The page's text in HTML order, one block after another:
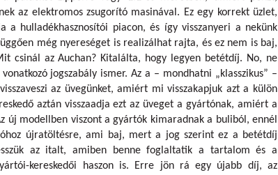
az elektromos zsugorító masinával. Ez egy korrekt üzlet,
hulladékhasznosítói piacon, és így visszanyeri a nekünk
még nyereséget is realizálhat rajta, és ez nem is baj,
csinál az Auchan? Kitalálta, hogy legyen betétdíj. No, ne
jogszabály ismer. Az a – mondhatni „klasszikus” –
az üvegünket, amiért mi visszakapjuk azt a külön
aztán visszaadja ezt az üveget a gyártónak, amiért a
új modellben viszont a gyártók kimaradnak a buliból, ennél
újratöltésre, ami baj, mert a jog szerint ez a betétdíj
az italt, amiben benne foglaltatik a tartalom és a
kereskedői haszon is. Erre jön rá egy újabb díj, az